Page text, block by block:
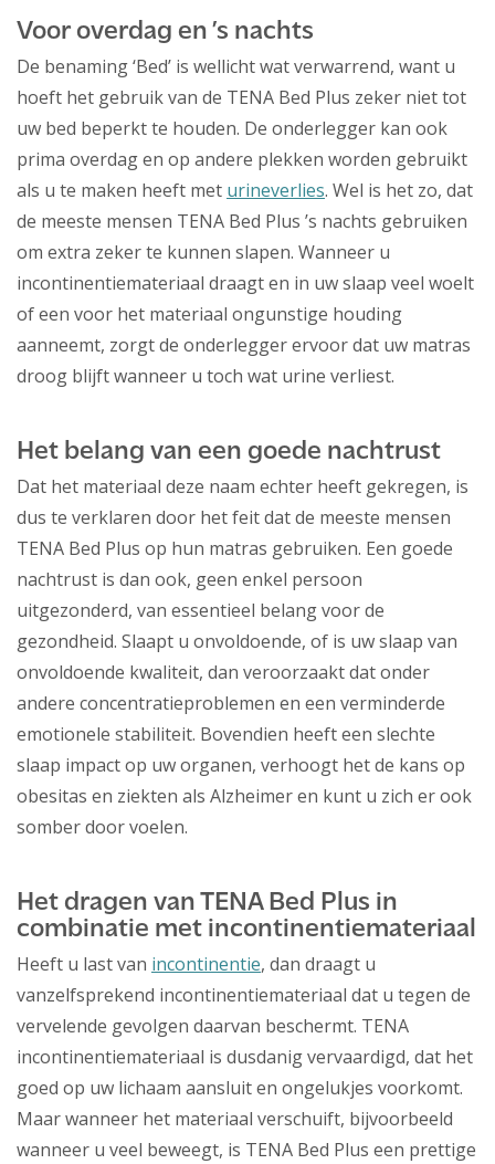
Voor overdag en ’s nachts
De benaming ‘Bed’ is wellicht wat verwarrend, want u
hoeft het gebruik van de TENA Bed Plus zeker niet tot
uw bed beperkt te houden. De onderlegger kan ook
prima overdag en op andere plekken worden gebruikt
als u te maken heeft met urineverlies. Wel is het zo, dat
de meeste mensen TENA Bed Plus ’s nachts gebruiken
om extra zeker te kunnen slapen. Wanneer u
incontinentiemateriaal draagt en in uw slaap veel woelt
of een voor het materiaal ongunstige houding
aanneemt, zorgt de onderlegger ervoor dat uw matras
droog blijft wanneer u toch wat urine verliest.
Het belang van een goede nachtrust
Dat het materiaal deze naam echter heeft gekregen, is
dus te verklaren door het feit dat de meeste mensen
TENA Bed Plus op hun matras gebruiken. Een goede
nachtrust is dan ook, geen enkel persoon
uitgezonderd, van essentieel belang voor de
gezondheid. Slaapt u onvoldoende, of is uw slaap van
onvoldoende kwaliteit, dan veroorzaakt dat onder
andere concentratieproblemen en een verminderde
emotionele stabiliteit. Bovendien heeft een slechte
slaap impact op uw organen, verhoogt het de kans op
obesitas en ziekten als Alzheimer en kunt u zich er ook
somber door voelen.
Het dragen van TENA Bed Plus in
combinatie met incontinentiemateriaal
Heeft u last van incontinentie, dan draagt u
vanzelfsprekend incontinentiemateriaal dat u tegen de
vervelende gevolgen daarvan beschermt. TENA
incontinentiemateriaal is dusdanig vervaardigd, dat het
goed op uw lichaam aansluit en ongelukjes voorkomt.
Maar wanneer het materiaal verschuift, bijvoorbeeld
wanneer u veel beweegt, is TENA Bed Plus een prettige